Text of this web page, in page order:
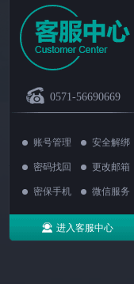
0571-56690669
账号管理 安全解绑
密码找回 更改邮箱
密保手机 微信服务
进入客服中心